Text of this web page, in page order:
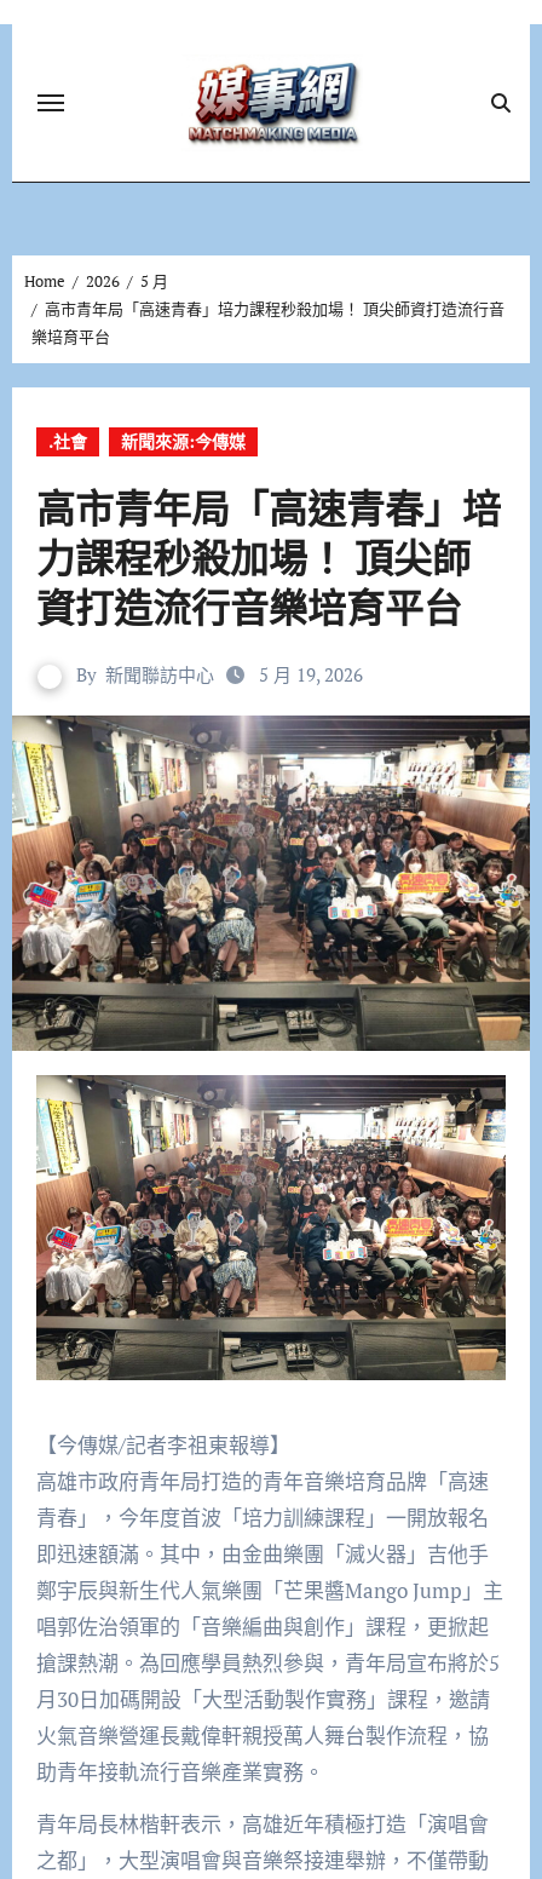
Home 2026
5 月
高市青年局「高速青春」培力課程秒殺加場！ 頂尖師資打造流行音
樂培育平台
.社會 新聞來源:今傳媒
高市青年局「高速青春」培
力課程秒殺加場！ 頂尖師
資打造流行音樂培育平台
By 新聞聯訪中心 5 月 19, 2026
【今傳媒/記者李祖東報導】
高雄市政府青年局打造的青年音樂培育品牌「高速
青春」，今年度首波「培力訓練課程」一開放報名
即迅速額滿。其中，由金曲樂團「滅火器」吉他手
鄭宇辰與新生代人氣樂團「芒果醬Mango Jump」主
唱郭佐治領軍的「音樂編曲與創作」課程，更掀起
搶課熱潮。為回應學員熱烈參與，青年局宣布將於5
月30日加碼開設「大型活動製作實務」課程，邀請
火氣音樂營運長戴偉軒親授萬人舞台製作流程，協
助青年接軌流行音樂產業實務。
青年局長林楷軒表示，高雄近年積極打造「演唱會
之都」，大型演唱會與音樂祭接連舉辦，不僅帶動